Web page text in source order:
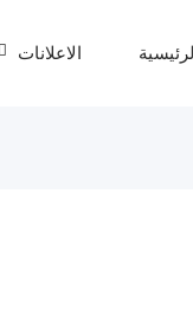
الاعلانات